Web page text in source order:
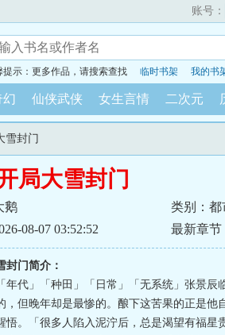
账号：
提示：更多作品，请搜索查找 临时书架 我的书
幻 仙侠武侠 女生言情 二次元
雪封门
局大雪封门
鹅 类别：都
08-07 03:52:52
最新章节
迈向正
封门简介：
年代」「种田」「日常」「无系统」张景
，但晚年却是最惨的。酿下这苦果的正是他
悟。「很多人陷入泥泞后，总是渴望有福星